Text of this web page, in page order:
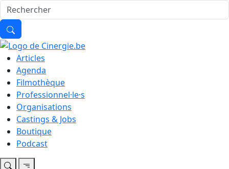
Articles
Agenda
Filmothèque
Professionnel·le·s
Organisations
Castings & Jobs
Boutique
Podcast